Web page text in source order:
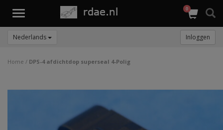
Toggle
0
Nederlands Inloggen
Home / DPS-4 afdichtdop superseal 4-Polig